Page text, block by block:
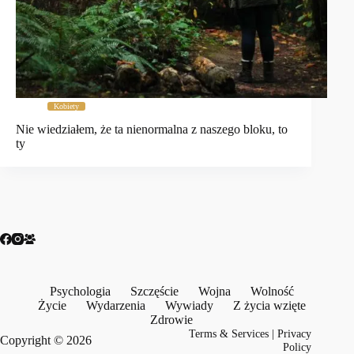
Kobiety
Nie wiedziałem, że ta nienormalna z naszego bloku, to
ty
Psychologia Szczęście Wojna
Wolność
Życie
Wydarzenia Wywiady
Z życia wzięte
Zdrowie
Copyright © 2026
Terms & Services |Privacy
Policy